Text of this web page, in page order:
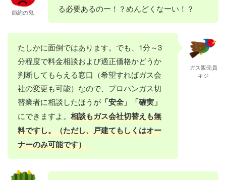
節約の鬼 る必要あるのー！？めんどくなーい！？
たしかに面倒ではあります。でも、1分～3
分程度で料金相談および適正価格かどうか
判断してもらえる窓口（希望すればガス会
社の変更も可能）なので、プロパンガス切
替業者に相談したほうが 「安全」「確実」
にできますよ。 相談もガス会社切替えも無
料ですし。（ただし、戸建てもしくはオー
ナーのみ可能です）
ガス販売員
キジ